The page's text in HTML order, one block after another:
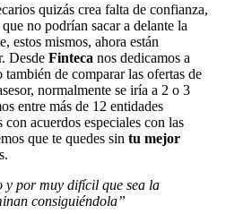
quizás crea falta de confianza,
no podrían sacar a delante la
estos mismos, ahora están
Desde Finteca nos dedicamos a
también de comparar las ofertas de
normalmente se iría a 2 o 3
entre más de 12 entidades
acuerdos especiales con las
que te quedes sin tu mejor
y por muy difícil que sea la
consiguiéndola”